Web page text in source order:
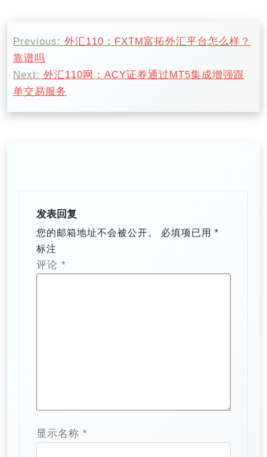
章
导
航
Previous: 外汇110：FXTM富拓外汇平台怎么样？
靠谱吗
Next: 外汇110网：ACY证券通过MT5集成增强跟
单交易服务
发表回复
您的邮箱地址不会被公开。 必填项已用 *
标注
评论 *
显示名称 *